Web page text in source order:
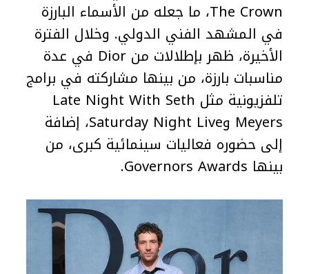
The Crown، ما جعله من الأسماء البارزة
في المشهد الفني الدولي. وخلال الفترة
الأخيرة، ظهر بإطلالات من Dior في عدة
مناسبات بارزة، من بينها مشاركته في برامج
تلفزيونية مثل Late Night With Seth
Meyers وSaturday Night Live، إضافة
إلى حضوره فعاليات سينمائية كبرى، من
بينها Governors Awards.